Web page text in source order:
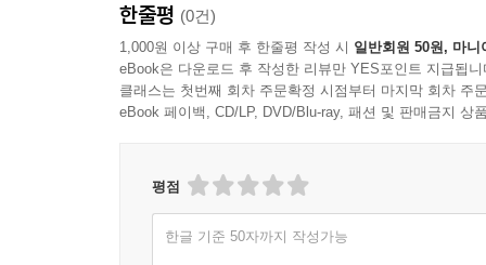
한줄평 (0건)
1,000원 이상 구매 후 한줄평 작성 시 일반회원 50원, 마니
eBook은 다운로드 후 작성한 리뷰만 YES포인트 지급됩니
클래스는 첫번째 회차 주문확정 시점부터 마지막 회차 주
eBook 페이백, CD/LP, DVD/Blu-ray, 패션 및 판매금지 상
평점
한글 기준 50자까지 작성가능